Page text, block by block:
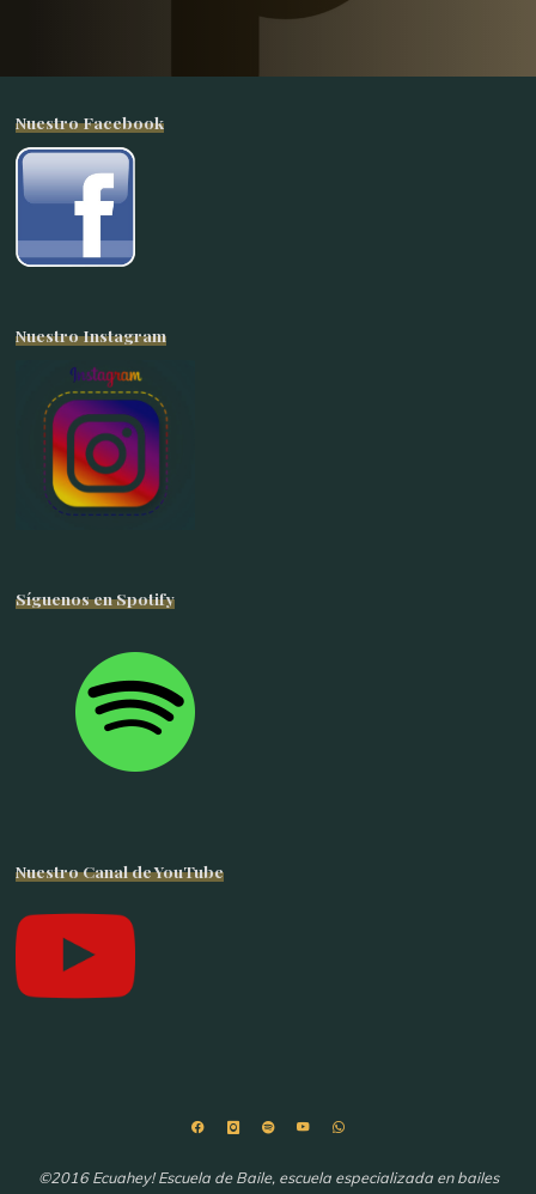
Nuestro Facebook
Nuestro Instagram
Síguenos en Spotify
Nuestro Canal de YouTube
©2016 Ecuahey! Escuela de Baile, escuela especializada en bailes